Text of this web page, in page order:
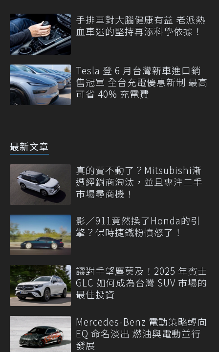
手排車對大腦健康有益 老派熱
血車迷的堅持再添科學依據！
Tesla 登 6 月台灣新車進口銷
售冠軍 全台充電優惠新制 最高
可省 40% 充電費
最新文章
真的賣不動了？Mitsubishi漸
遭經銷商淘汰，並且專注二手
市場尋商機！
影／911竟然換了Honda的引
擎？保時捷鐵粉憤怒了！
讓對手望塵莫及！2025 年賓士
GLC 如何成為台灣 SUV 市場的
最佳投資
Mercedes-Benz 電動策略轉向
EQ 命名淡出 燃油與電動並行
發展